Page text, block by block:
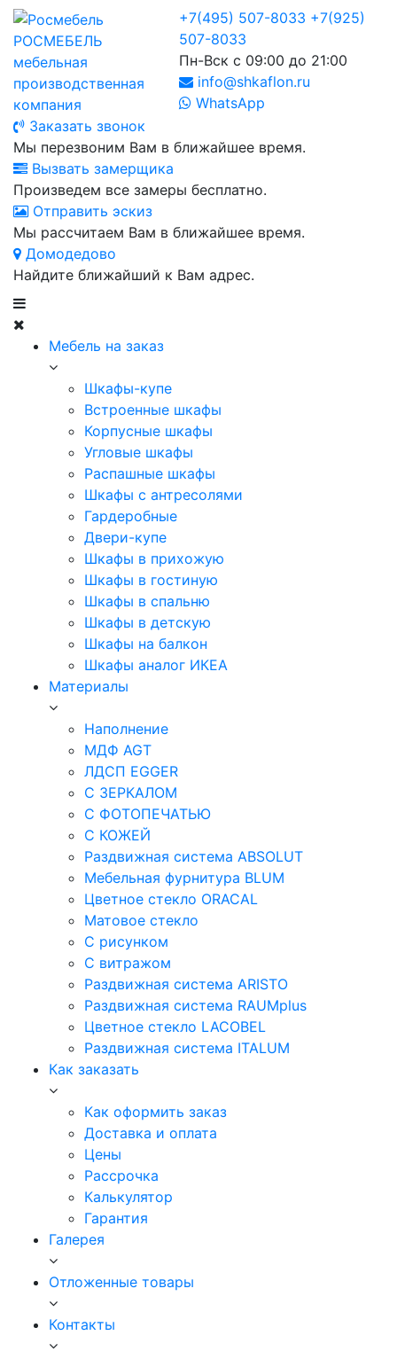
РОСМЕБЕЛЬ
мебельная
производственная
компания
+7(495) 507-8033 +7(925)
507-8033
Пн-Вск с 09:00 до 21:00
info@shkaflon.ru
WhatsApp
Заказать звонок
Мы перезвоним Вам в ближайшее время.
Вызвать замерщика
Произведем все замеры бесплатно.
Отправить эскиз
Мы рассчитаем Вам в ближайшее время.
Домодедово
Найдите ближайший к Вам адрес.
Мебель на заказ
Шкафы-купе
Встроенные шкафы
Корпусные шкафы
Угловые шкафы
Распашные шкафы
Шкафы с антресолями
Гардеробные
Двери-купе
Шкафы в прихожую
Шкафы в гостиную
Шкафы в спальню
Шкафы в детскую
Шкафы на балкон
Шкафы аналог ИКЕА
Материалы
Наполнение
МДФ AGT
ЛДСП EGGER
С ЗЕРКАЛОМ
С ФОТОПЕЧАТЬЮ
С КОЖЕЙ
Раздвижная система ABSOLUT
Мебельная фурнитура BLUM
Цветное стекло ORACAL
Матовое стекло
C рисунком
C витражом
Раздвижная система ARISTO
Раздвижная система RAUMplus
Цветное стекло LACOBEL
Раздвижная система ITALUM
Как заказать
Как оформить заказ
Доставка и оплата
Цены
Рассрочка
Калькулятор
Гарантия
Галерея
Отложенные товары
Контакты